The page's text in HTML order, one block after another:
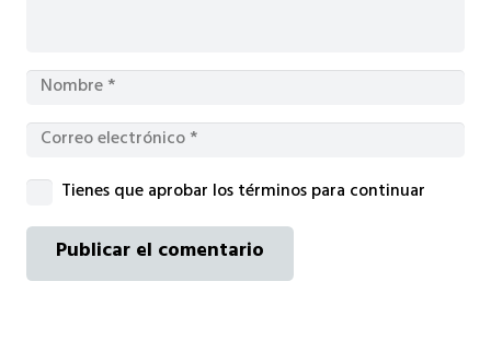
Tienes que aprobar los términos para continuar
Publicar el comentario